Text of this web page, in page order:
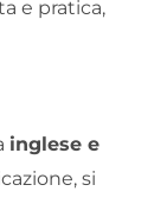
e pratica,
inglese e
si